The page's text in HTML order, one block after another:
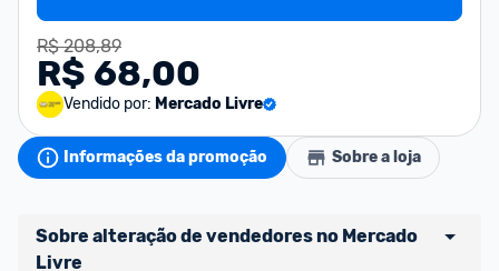
R$ 208,89
R$ 68,00
Vendido por: Mercado Livre
Informações da promoção Sobre a loja
Sobre alteração de vendedores no Mercado
Livre